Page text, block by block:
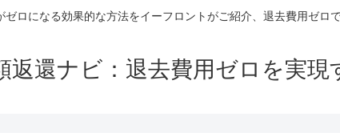
ゼロになる効果的な方法をイーフロントがご紹介、退去費用ゼロ
返還ナビ：退去費用ゼロを実現